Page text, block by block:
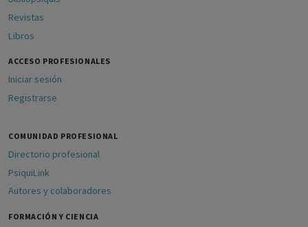
Revistas
Libros
ACCESO PROFESIONALES
Iniciar sesión
Registrarse
COMUNIDAD PROFESIONAL
Directorio profesional
PsiquiLink
Autores y colaboradores
FORMACIÓN Y CIENCIA